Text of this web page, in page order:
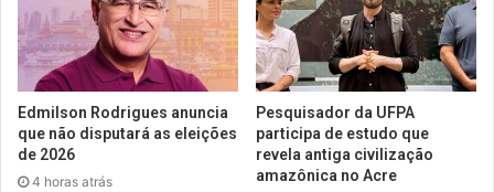
Edmilson Rodrigues anuncia
que não disputará as eleições
de 2026
4 horas atrás
Pesquisador da UFPA
participa de estudo que
revela antiga civilização
amazônica no Acre